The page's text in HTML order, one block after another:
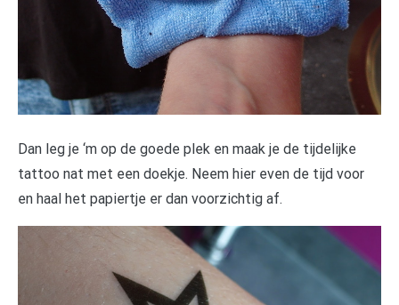
Dan leg je ‘m op de goede plek en maak je de tijdelijke
tattoo nat met een doekje. Neem hier even de tijd voor
en haal het papiertje er dan voorzichtig af.